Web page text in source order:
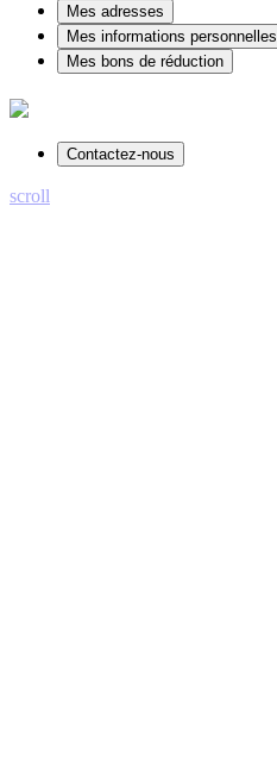
Mes adresses
Mes informations personnelles
Mes bons de réduction
Contactez-nous
scroll